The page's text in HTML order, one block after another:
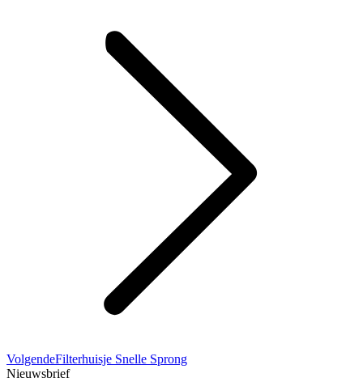
VolgendeVolgend
bericht
Filterhuisje Snelle Sprong
Nieuwsbrief